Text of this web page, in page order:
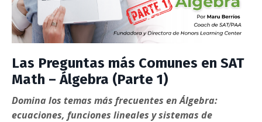
Las Preguntas más Comunes en SAT
Math – Álgebra (Parte 1)
Domina los temas más frecuentes en Álgebra:
ecuaciones, funciones lineales y sistemas de